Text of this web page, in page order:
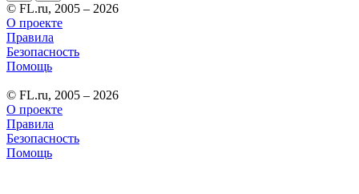
© FL.ru, 2005 – 2026
О проекте
Правила
Безопасность
Помощь
© FL.ru, 2005 – 2026
О проекте
Правила
Безопасность
Помощь